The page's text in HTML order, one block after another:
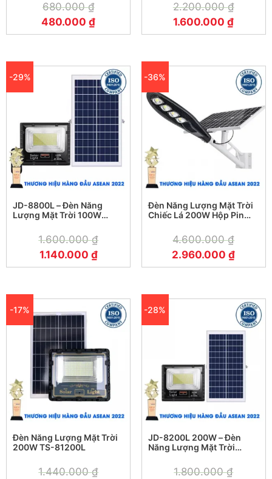
680.000₫
480.000₫
2.200.000₫
1.600.000₫
-29%
JD-8800L – Đèn Năng
Lượng Mặt Trời 100W
1.600.000₫
1.140.000 ₫
-36%
Đèn Năng Lượng Mặt Trời
Chiếc Lá 200W Hộp Pin
4.600.000₫
2.960.000₫
-17%
Đèn Năng Lượng Mặt Trời
200W TS-81200L
1.440.000₫
-28%
JD-8200L 200W – Đèn
Năng Lượng Mặt Trời
1.800.000₫